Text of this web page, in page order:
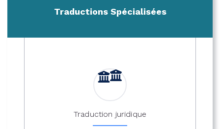
Traductions Spécialisées
Traduction juridique